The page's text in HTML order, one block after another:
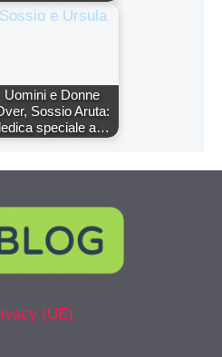
Uomini e Donne
Sossio Aruta:
speciale a…
(UE)